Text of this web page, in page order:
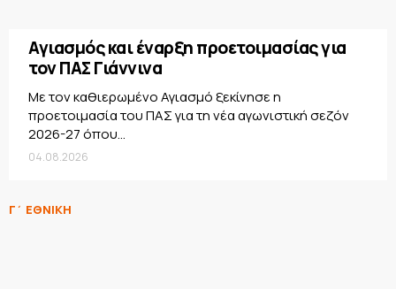
Αγιασμός και έναρξη προετοιμασίας για
τον ΠΑΣ Γιάννινα
Με τον καθιερωμένο Αγιασμό ξεκίνησε η
προετοιμασία του ΠΑΣ για τη νέα αγωνιστική σεζόν
2026-27 όπου...
04.08.2026
Γ΄ ΕΘΝΙΚΗ